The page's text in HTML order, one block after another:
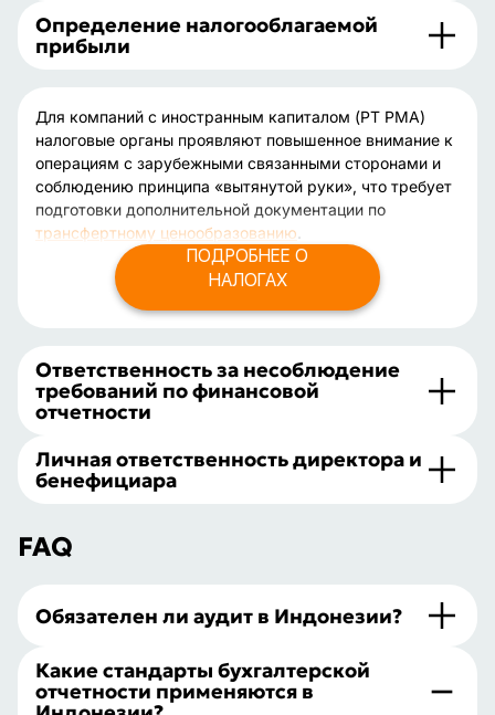
Определение налогооблагаемой
прибыли
Для компаний с иностранным капиталом (PT PMA)
налоговые органы проявляют повышенное внимание к
операциям с зарубежными связанными сторонами и
соблюдению принципа «вытянутой руки», что требует
подготовки дополнительной документации по
трансфертному ценообразованию
ПОДРОБНЕЕ О
НАЛОГАХ
Ответственность за несоблюдение
требований по финансовой
отчетности
Личная ответственность директора и
бенефициара
FAQ
Обязателен ли аудит в Индонезии?
Какие стандарты бухгалтерской
отчетности применяются в